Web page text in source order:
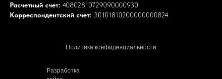
Расчетный счет: 40802810729090000930
Корреспондентский счет: 30101810200000000824
Политика конфиденциальности
Разработка